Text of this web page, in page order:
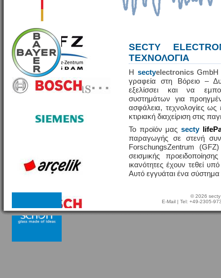
SECTY
ΤΕΧΝΟΛΟΓΙΑ
Η sectyelectronicsGmbH
γραφεία στη Βόρειο –
εξελίσσει και να
συστημάτων για
ασφάλεια, τεχνολογίες
κτιριακή διαχείριση στις
Το προϊόν μας secty
παραγωγής σε στενή
ForschungsZentrum
σεισμικής
ικανότητες έχουν τεθεί
Αυτό εγγυάται ένα
© 2026
E-Mail | Tel: +49-2305-